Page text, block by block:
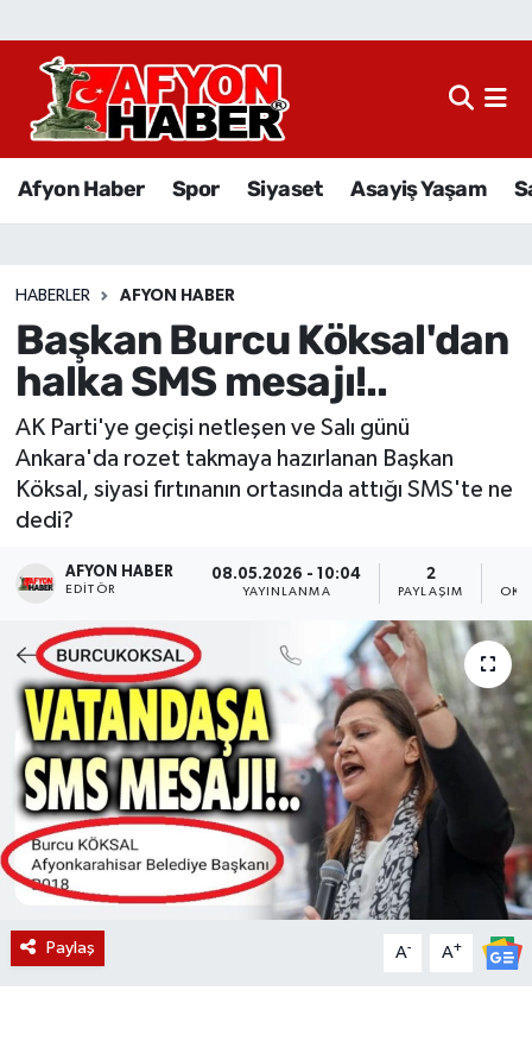
Afyon Haber Spor Siyaset Asayiş Yaşam
HABERLER AFYON HABER
Başkan Burcu Köksal'dan
halka SMS mesajı!..
AK Parti'ye geçişi netleşen ve Salı günü
Ankara'da rozet takmaya hazırlanan Başkan
Köksal, siyasi fırtınanın ortasında attığı SMS'te ne
dedi?
AFYON HABER
EDITÖR
08.05.2026 - 10:04
YAYINLANMA
2
PAYLAŞIM
Paylaş A- A+
Afyon Haber
Sağlık
Eğitim
Sivil Toplum
Ekonomi
Magazin
Etkinlikler